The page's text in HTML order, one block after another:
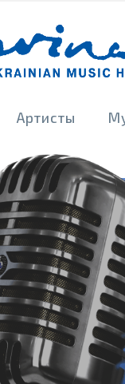
Артисты